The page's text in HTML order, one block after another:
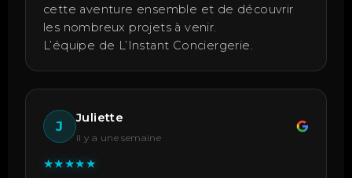
cette aventure ensemble et de découvrir
les nombreux projets à venir.
L’équipe de L’Instant Conciergerie.
J
Juliette
il y a une semaine
★★★★★